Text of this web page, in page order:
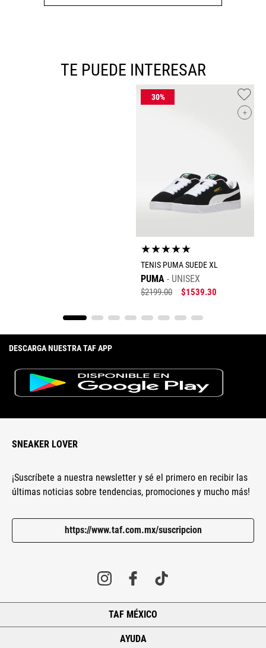
TE PUEDE INTERESAR
+
★★★★★
TENIS PUMA SUEDE XL
PUMA UNISEX
$2199.00 $1539.30
DESCARGA NUESTRA TAF APP
SNEAKER LOVER
¡Suscríbete a nuestra newsletter y sé el primero en recibir las
últimas noticias sobre tendencias, promociones y mucho más!
https://www.taf.com.mx/suscripcion
TAF MÉXICO
AYUDA